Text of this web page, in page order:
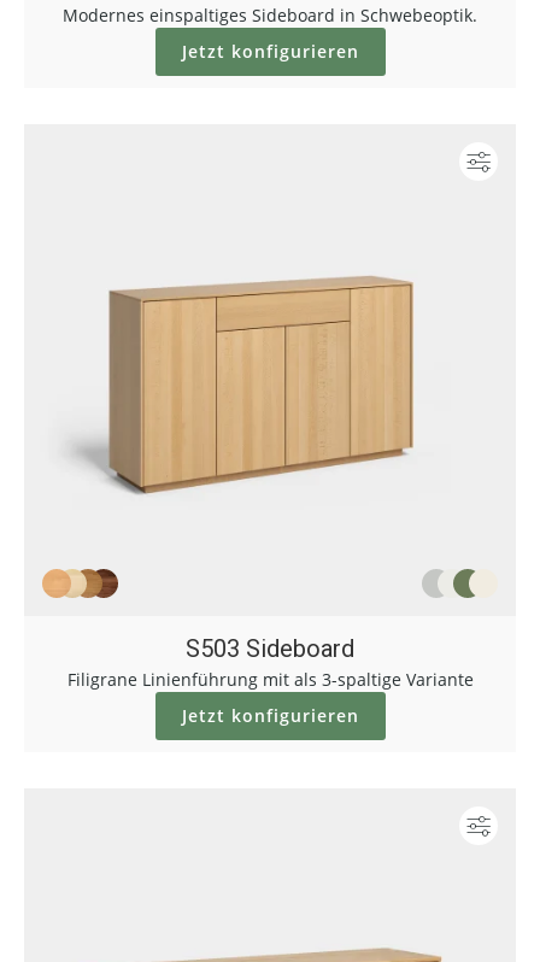
Modernes einspaltiges Sideboard in Schwebeoptik.
Jetzt konfigurieren
S503 Sideboard
Filigrane Linienführung mit als 3-spaltige Variante
Jetzt konfigurieren